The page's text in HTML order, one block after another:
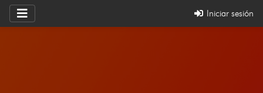
Iniciar sesión